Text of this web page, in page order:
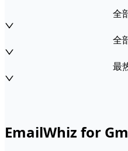
全
全
最
EmailWhiz for